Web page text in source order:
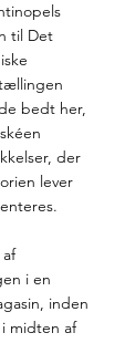
til Det
bedt her,
der
lever
af
i en
inden
midten af